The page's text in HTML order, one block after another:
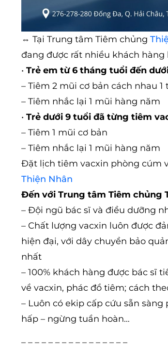
⇔ Tại Trung tâm Tiêm chủng
đang được rất nhiều khách
• Trẻ em từ 6 tháng tuổi đến
– Tiêm 2 mũi cơ bản cách nhau 1
– Tiêm nhắc lại 1 mũi hàng năm
• Trẻ dưới 9 tuổi đã từng tiêm
– Tiêm 1 mũi cơ bản
– Tiêm nhắc lại 1 mũi hàng năm
Đặt lịch tiêm vacxin phòng cúm
Thiện Nhân
Đến với Trung tâm Tiêm chủng
– Đội ngũ bác sĩ và điều dưỡng
– Chất lượng vacxin luôn được
hiện đại, với dây chuyền bảo
nhất
– 100% khách hàng được bác sĩ
về vacxin, phác đồ tiêm; cách
– Luôn có ekip cấp cứu sẵn
hấp – ngừng tuần hoàn…
– – – – – – – – – – – – – – – –